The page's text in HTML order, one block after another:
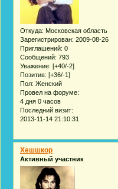
Откуда: Московская область
Зарегистрирован: 2009-08-26
Приглашений: 0
Сообщений: 793
Уважение: [+40/-2]
Позитив: [+36/-1]
Пол: Женский
Провел на форуме:
4 дня 0 часов
Последний визит:
2013-11-14 21:10:31
Хешшкор
Активный участник